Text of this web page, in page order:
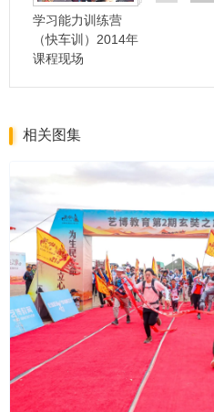
学习能力训练营
（快车训）2014年
课程现场
相关图集